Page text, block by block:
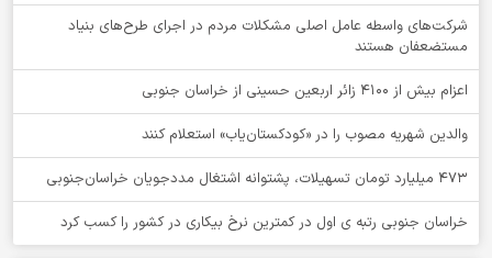
شرکت‌های واسطه عامل اصلی مشکلات مردم در اجرای طرح‌های بنیاد
مستضعفان هستند
اعزام بیش از 4100 زائر اربعین حسینی از خراسان جنوبی
والدین شهریه مصوب را در «کودکستان‌یاب» استعلام کنند
۴۷۳ میلیارد تومان تسهیلات، پشتوانه اشتغال مددجویان خراسان‌جنوبی
خراسان جنوبی رتبه ی اول در کمترین نرخ بیکاری در کشور را کسب کرد